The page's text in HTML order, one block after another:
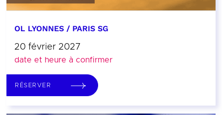
OL LYONNES / PARIS SG
20 février 2027
date et heure à confirmer
RÉSERVER